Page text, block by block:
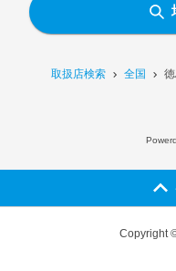
取扱店検索 全国
Copyright